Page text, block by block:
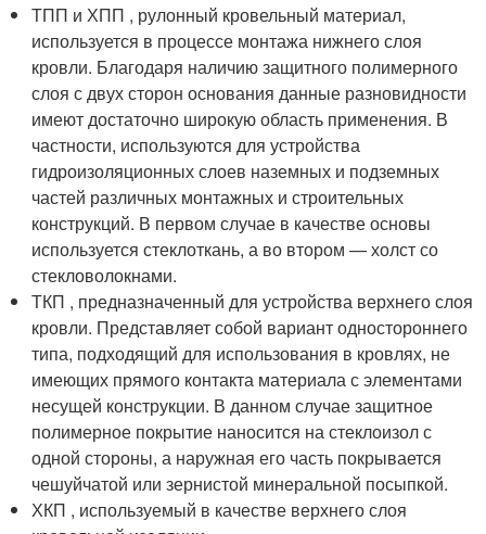
ТПП и ХПП , рулонный кровельный материал,
используется в процессе монтажа нижнего слоя
кровли. Благодаря наличию защитного полимерного
слоя с двух сторон основания данные разновидности
имеют достаточно широкую область применения. В
частности, используются для устройства
гидроизоляционных слоев наземных и подземных
частей различных монтажных и строительных
конструкций. В первом случае в качестве основы
используется стеклоткань, а во втором — холст со
стекловолокнами.
ТКП , предназначенный для устройства верхнего слоя
кровли. Представляет собой вариант одностороннего
типа, подходящий для использования в кровлях, не
имеющих прямого контакта материала с элементами
несущей конструкции. В данном случае защитное
полимерное покрытие наносится на стеклоизол с
одной стороны, а наружная его часть покрывается
чешуйчатой или зернистой минеральной посыпкой.
ХКП , используемый в качестве верхнего слоя